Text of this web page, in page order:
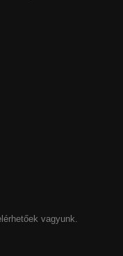
vagyunk.